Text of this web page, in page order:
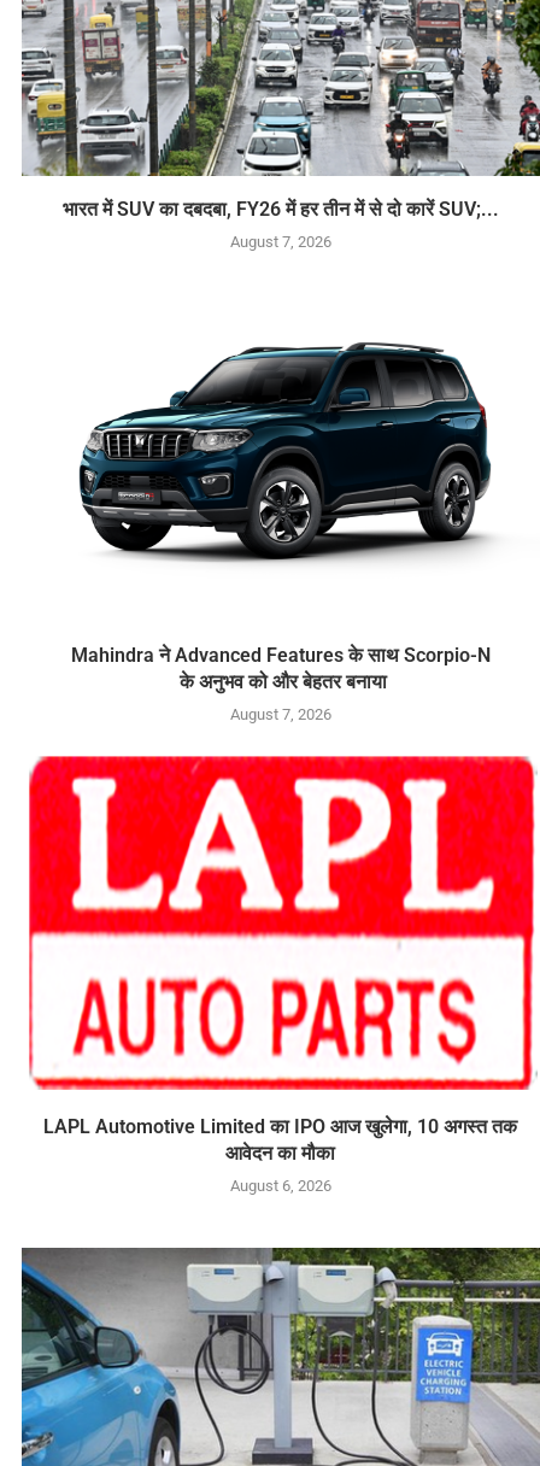
भारत में SUV का दबदबा, FY26 में हर तीन में से दो कारें SUV;...
August 7, 2026
Mahindra ने Advanced Features के साथ Scorpio-N
के अनुभव को और बेहतर बनाया
August 7, 2026
LAPL Automotive Limited का IPO आज खुलेगा, 10 अगस्त तक
आवेदन का मौका
August 6, 2026